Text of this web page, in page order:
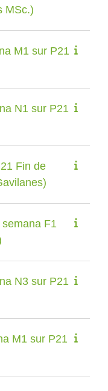
MSc.)
M1 sur P21
N1 sur P21
Fin de
F1
N3 sur P21
M1 sur P21